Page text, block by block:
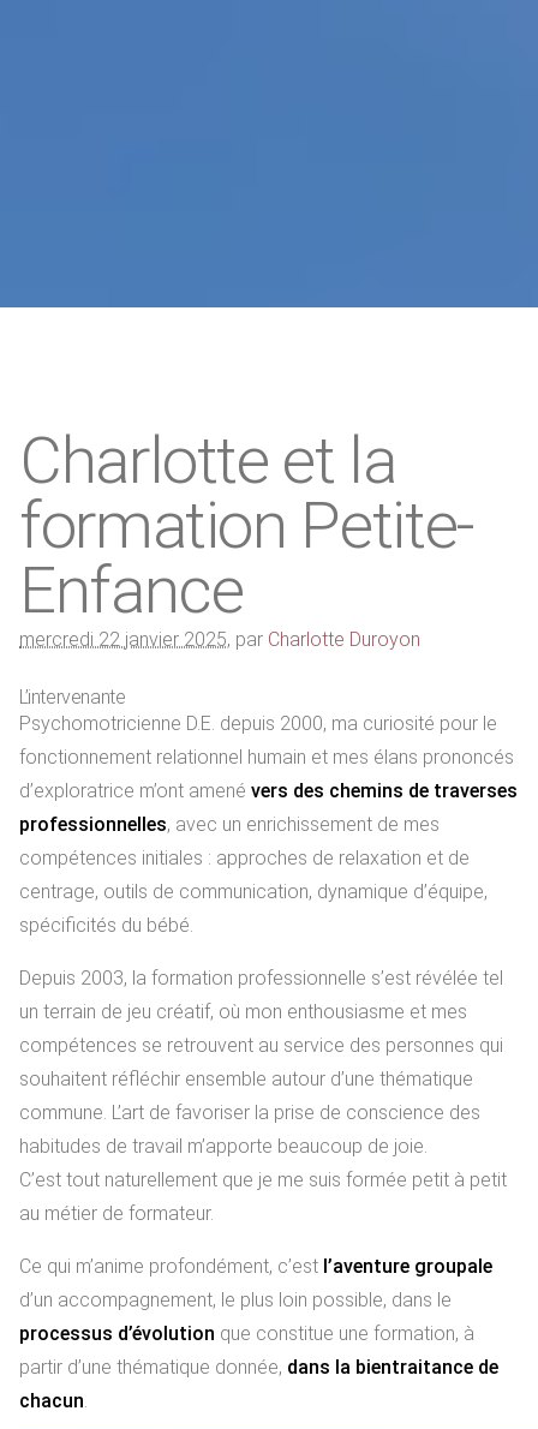
Charlotte et la
formation Petite-
Enfance
mercredi 22 janvier 2025, par Charlotte Duroyon
L’intervenante
Psychomotricienne D.E. depuis 2000, ma curiosité pour le
fonctionnement relationnel humain et mes élans prononcés
d’exploratrice m’ont amené vers des chemins de traverses
professionnelles, avec un enrichissement de mes
compétences initiales : approches de relaxation et de
centrage, outils de communication, dynamique d’équipe,
spécificités du bébé.
Depuis 2003, la formation professionnelle s’est révélée tel
un terrain de jeu créatif, où mon enthousiasme et mes
compétences se retrouvent au service des personnes qui
souhaitent réfléchir ensemble autour d’une thématique
commune. L’art de favoriser la prise de conscience des
habitudes de travail m’apporte beaucoup de joie.
C’est tout naturellement que je me suis formée petit à petit
au métier de formateur.
Ce qui m’anime profondément, c’est l’aventure groupale
d’un accompagnement, le plus loin possible, dans le
processus d’évolution que constitue une formation, à
partir d’une thématique donnée, dans la bientraitance de
chacun